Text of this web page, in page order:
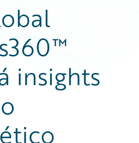
insights